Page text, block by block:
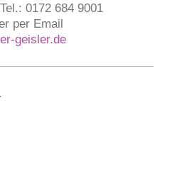
0172 684 9001
per Email
geisler.de